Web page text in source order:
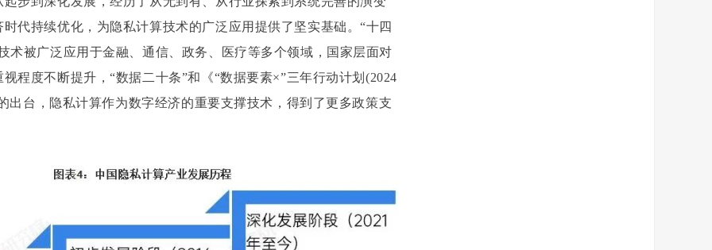
代持续优化，为隐私计算技术的广泛应用提供了坚实基础。“十四
术被广泛应用于金融、通信、政务、医疗等多个领域，国家层面对
程度不断提升，“数据二十条”和《“数据要素×”三年行动计划(2024
出台，隐私计算作为数字经济的重要支撑技术，得到了更多政策支